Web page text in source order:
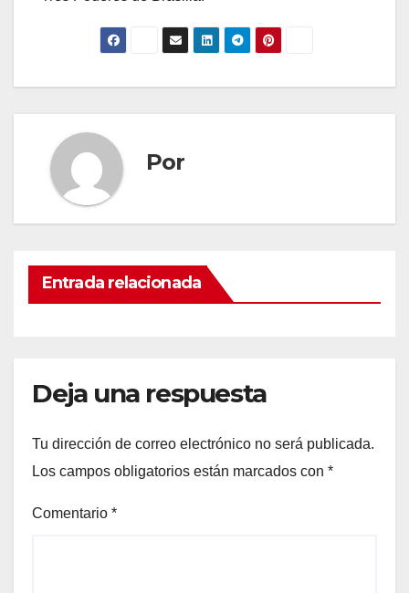
Por
Entrada relacionada
Deja una respuesta
Tu dirección de correo electrónico no será publicada.
Los campos obligatorios están marcados con *
Comentario *